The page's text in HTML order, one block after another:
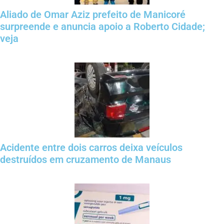
Aliado de Omar Aziz prefeito de Manicoré
surpreende e anuncia apoio a Roberto Cidade;
veja
Acidente entre dois carros deixa veículos
destruídos em cruzamento de Manaus